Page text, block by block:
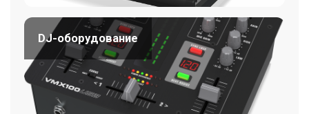
DJ-оборудование